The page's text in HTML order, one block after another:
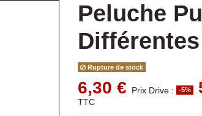
Peluche
Rupture de stock
6,30 € Prix Drive : -5%
TTC